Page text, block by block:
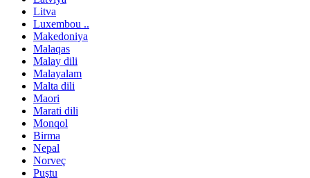
Litva
Luxembou ..
Makedoniya
Malaqas
Malay dili
Malayalam
Malta dili
Maori
Marati dili
Monqol
Birma
Nepal
Norveç
Puştu